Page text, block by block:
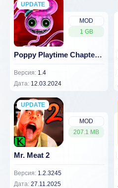
MOD
1 GB
UPDATE
NEW
Poppy Playtime Chapter 2 (ВЗЛОМ Бесплатно)
Версия: 1.4
Дата: 12.03.2024
MOD
207.1 MB
UPDATE
NEW
Mr. Meat 2
Версия: 1.2.3245
Дата: 27.11.2025